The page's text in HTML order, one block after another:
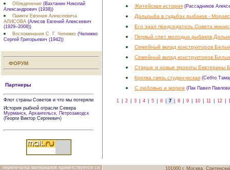
Обледенение (Вахтанин Николай
Александрович (1938))
Памяти Евгения Алексеевича
АЛИСОВА (Алисов Евгений Алексеевич
(1929–2008))
Воспоминания С. Г. Чепижко (Чепижко
Сергей Григорьевич (1942))
ФОРУМ
Партнеры
Флот страны Советов и что мы потеряли
История рыбной отрасли Севера
Мурманск, Архангельск, Петрозаводск
(Георги Виктор Сергеевич)
Житейская история (Рассадников
Дальрыба в судьбах рыбаков -
Его знал председатель Совета
Первый слет молодых рыбаков
Семейный вклад конструкторов Белых
Семейный вклад конструкторов Белых
Старые и новые проекты Екатерины
Крепка связь студенческая (Себто
С любовью и морем (Пак Павел
1 2 3 4 5 6 7 8 9 10 11 12
перепечатка материалов приветствуется со
101000 г. Москва,